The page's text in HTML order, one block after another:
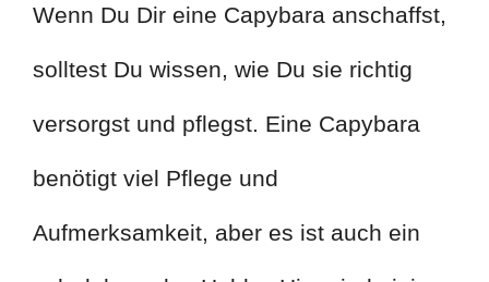
Wenn Du Dir eine Capybara anschaffst,
solltest Du wissen, wie Du sie richtig
versorgst und pflegst. Eine Capybara
benötigt viel Pflege und
Aufmerksamkeit, aber es ist auch ein